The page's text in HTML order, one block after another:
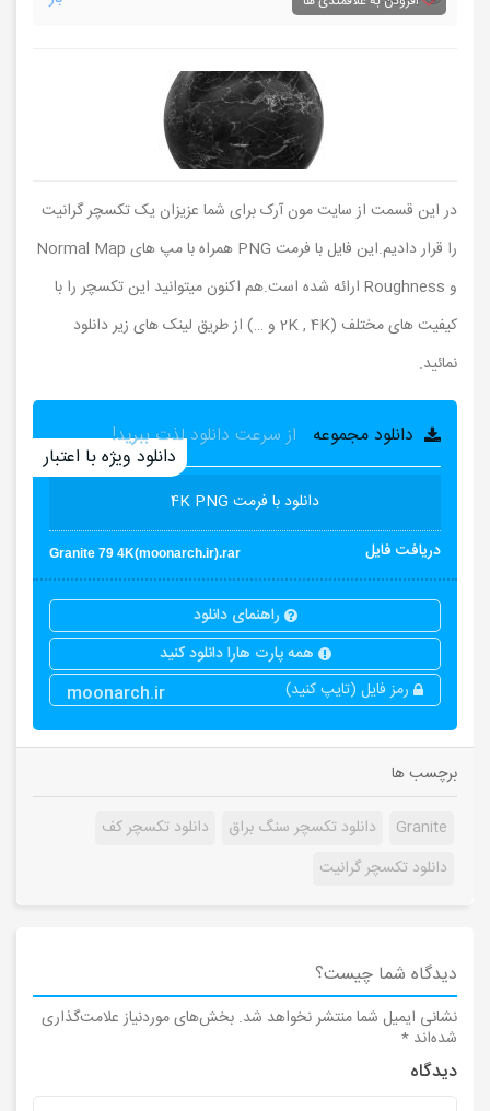
در این قسمت از سایت مون آرک برای شما عزیزان یک تکسچر گرانیت
را قرار دادیم.این فایل با فرمت PNG همراه با مپ های Normal Map
و Roughness ارائه شده است.هم اکنون میتوانید این تکسچر را با
کیفیت های مختلف (2K , 4K و …) از طریق لینک های زیر دانلود
نمائید.
دانلود مجموعه از سرعت دانلود لذت ببرید!
دانلود ویژه با اعتبار
دانلود با فرمت 4K PNG
دریافت فایل
Granite 79 4K(moonarch.ir).rar
راهنمای دانلود
همه پارت هارا دانلود کنید
رمز فایل (تایپ کنید)
moonarch.ir
برچسب ها
Granite دانلود تکسچر سنگ براق
دانلود تکسچر کف
دانلود تکسچر گرانیت
دیدگاه شما چیست؟
نشانی ایمیل شما منتشر نخواهد شد. بخش‌های موردنیاز علامت‌گذاری
شده‌اند *
دیدگاه